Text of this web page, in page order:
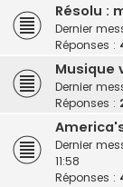
Résolu :
Dernier
Réponses :
Musique
Dernier
Réponses :
Dernier
11:58
Réponses :